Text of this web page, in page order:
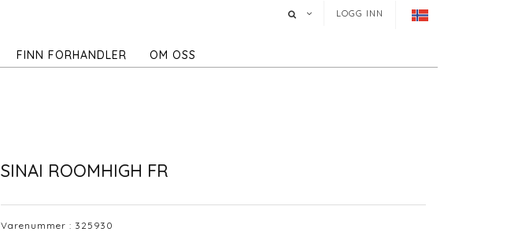
LOGG INN
FINN FORHANDLER OM OSS
SINAI ROOMHIGH FR
Varenummer : 325930